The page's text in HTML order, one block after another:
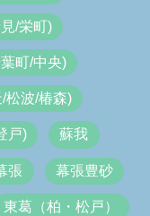
/栄町)
町/中央)
松波/椿森)
戸) 蘇我
張 幕張豊砂
東葛（柏・松戸）